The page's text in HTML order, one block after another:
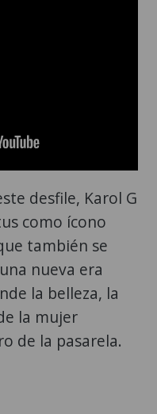
desfile, Karol G
como ícono
también se
nueva era
la belleza, la
la mujer
de la pasarela.